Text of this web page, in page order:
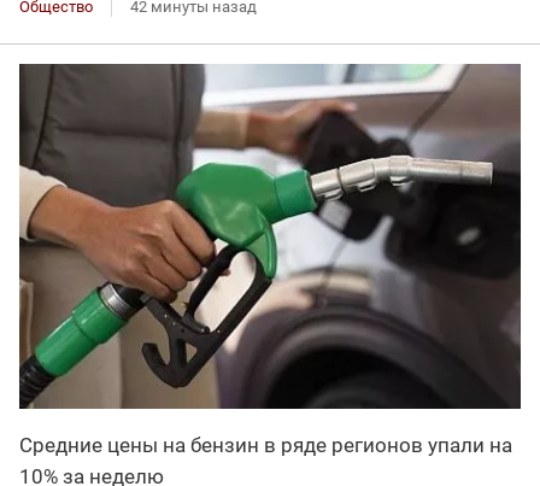
Общество 42 минуты назад
Средние цены на бензин в ряде регионов упали на
10% за неделю